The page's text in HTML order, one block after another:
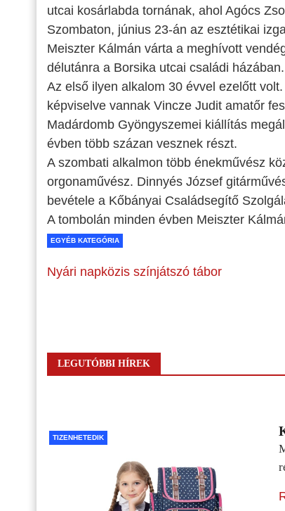
utcai kosárlabda tornának, ahol Agócs
Szombaton, június 23-án az esztétikai
Meiszter Kálmán várta a meghívott
délutánra a Borsika utcai családi házában.
Az első ilyen alkalom 30 évvel ezelőtt
képviselve vannak Vincze Judit amatőr
Madárdomb Gyöngyszemei kiállítás
évben több százan vesznek részt.
A szombati alkalmon több énekművész
orgonaművész. Dinnyés József
bevétele a Kőbányai Családsegítő
A tombolán minden évben Meiszter
EGYÉB KATEGÓRIA
Nyári napközis színjátszó tábor
LEGUTÓBBI HÍREK
TIZENHETEDIK